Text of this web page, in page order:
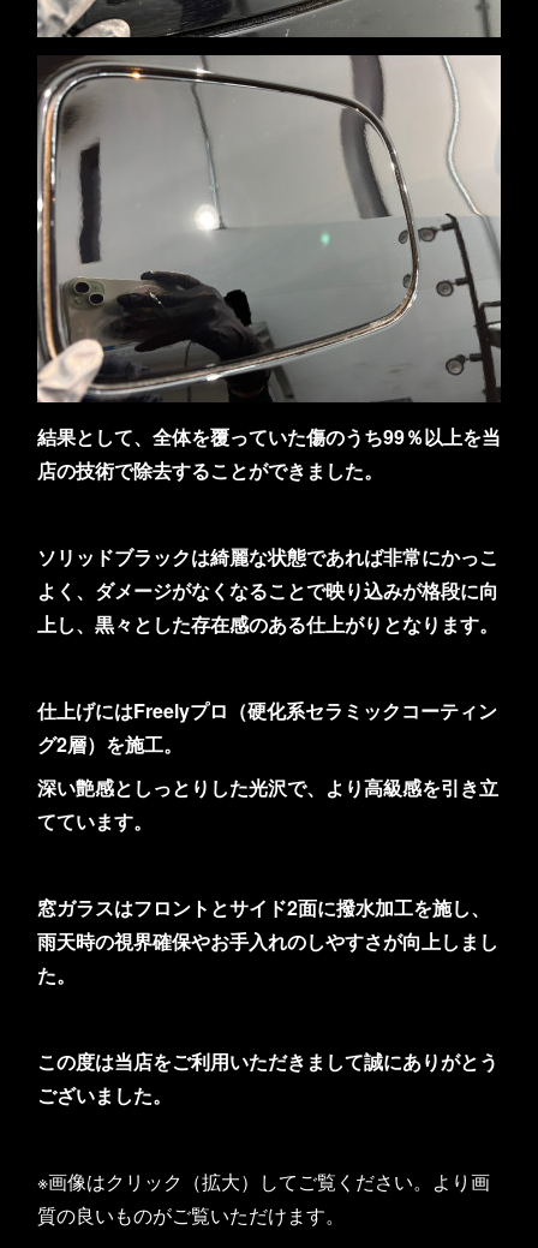
結果として、全体を覆っていた傷のうち99％以上を当
店の技術で除去することができました。
ソリッドブラックは綺麗な状態であれば非常にかっこ
よく、ダメージがなくなることで映り込みが格段に向
上し、黒々とした存在感のある仕上がりとなります。
仕上げにはFreelyプロ（硬化系セラミックコーティン
グ2層）を施工。
深い艶感としっとりした光沢で、より高級感を引き立
てています。
窓ガラスはフロントとサイド2面に撥水加工を施し、
雨天時の視界確保やお手入れのしやすさが向上しまし
た。
この度は当店をご利用いただきまして誠にありがとう
ございました。
※画像はクリック（拡大）してご覧ください。より画
質の良いものがご覧いただけます。